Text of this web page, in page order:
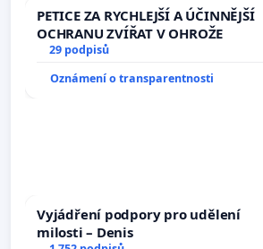
PETICE ZA RYCHLEJŠÍ A ÚČINNĚJŠÍ
OCHRANU ZVÍŘAT V OHROŽE
29 podpisů
Oznámení o transparentnosti
Vyjádření podpory pro udělení
milosti – Denis